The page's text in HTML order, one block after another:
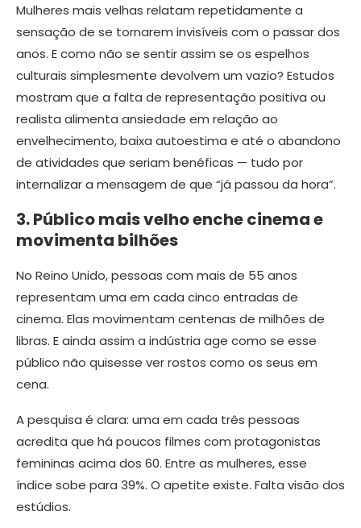
Mulheres mais velhas relatam repetidamente a
sensação de se tornarem invisíveis com o passar dos
anos. E como não se sentir assim se os espelhos
culturais simplesmente devolvem um vazio? Estudos
mostram que a falta de representação positiva ou
realista alimenta ansiedade em relação ao
envelhecimento, baixa autoestima e até o abandono
de atividades que seriam benéficas — tudo por
internalizar a mensagem de que “já passou da hora”.
3. Público mais velho enche cinema e
movimenta bilhões
No Reino Unido, pessoas com mais de 55 anos
representam uma em cada cinco entradas de
cinema. Elas movimentam centenas de milhões de
libras. E ainda assim a indústria age como se esse
público não quisesse ver rostos como os seus em
cena.
A pesquisa é clara: uma em cada três pessoas
acredita que há poucos filmes com protagonistas
femininas acima dos 60. Entre as mulheres, esse
índice sobe para 39%. O apetite existe. Falta visão dos
estúdios.